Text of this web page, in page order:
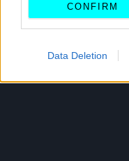
CONFIRM
Data Deletion